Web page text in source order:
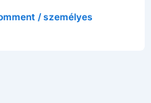
/személyes